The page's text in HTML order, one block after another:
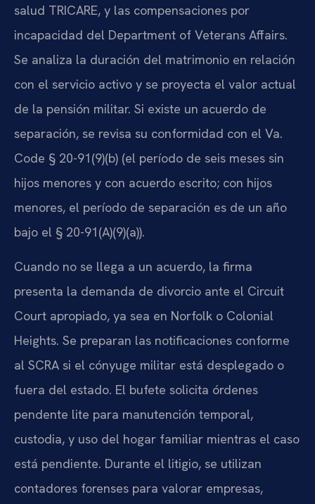
salud TRICARE, y las compensaciones por
incapacidad del Department of Veterans Affairs.
Se analiza la duración del matrimonio en relación
con el servicio activo y se proyecta el valor actual
de la pensión militar. Si existe un acuerdo de
separación, se revisa su conformidad con el Va.
Code § 20-91(9)(b) (el período de seis meses sin
hijos menores y con acuerdo escrito; con hijos
menores, el período de separación es de un año
bajo el § 20-91(A)(9)(a)).
Cuando no se llega a un acuerdo, la firma
presenta la demanda de divorcio ante el Circuit
Court apropiado, ya sea en Norfolk o Colonial
Heights. Se preparan las notificaciones conforme
al SCRA si el cónyuge militar está desplegado o
fuera del estado. El bufete solicita órdenes
pendente lite para manutención temporal,
custodia, y uso del hogar familiar mientras el caso
está pendiente. Durante el litigio, se utilizan
contadores forenses para valorar empresas,